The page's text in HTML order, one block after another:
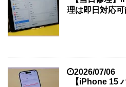
理は即日対応可
2026/07/06
【iPhone 15